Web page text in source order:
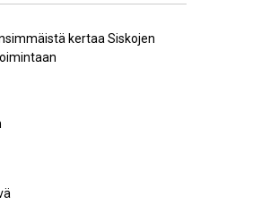
kertaa Siskojen